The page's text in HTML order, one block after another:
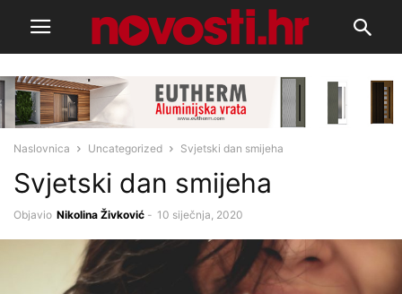
Naslovnica Uncategorized Svjetski dan smijeha
Svjetski dan smijeha
Objavio Nikolina Živković - 10 siječnja, 2020